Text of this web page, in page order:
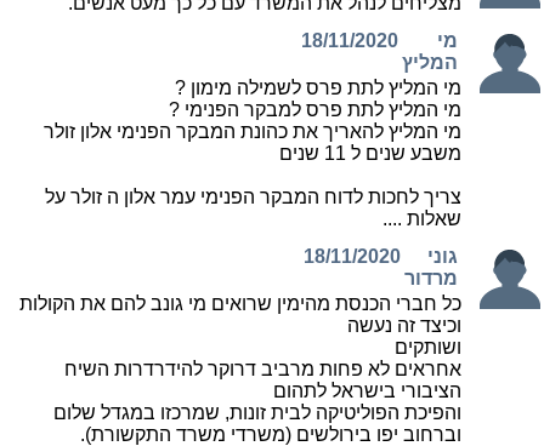
מי
המליץ
18/11/2020
מי המליץ לתת פרס לשמילה מימון ?
מי המליץ לתת פרס למבקר הפנימי ?
מי המליץ להאריך את כהונת המבקר הפנימי אלון זולר
משבע שנים ל 11 שנים
צריך לחכות לדוח המבקר הפנימי עמר אלון ה זולר על
שאלות ....
גוני
מרדור
18/11/2020
כל חברי הכנסת מהימין שרואים מי גונב להם את הקולות
וכיצד זה נעשה
ושותקים
אחראים לא פחות מרביב דרוקר להידרדרות השיח
הציבורי בישראל לתהום
והפיכת הפוליטיקה לבית זונות, שמרכזו במגדל שלום
וברחוב יפו בירולשים (משרדי משרד התקשורת).